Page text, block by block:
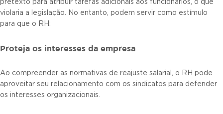
pretexto para atribuir tarefas adicionais aos funcionários, o que
violaria a legislação. No entanto, podem servir como estímulo
para que o RH:
Proteja os interesses da empresa
Ao compreender as normativas de reajuste salarial, o RH pode
aproveitar seu relacionamento com os sindicatos para defender
os interesses organizacionais.